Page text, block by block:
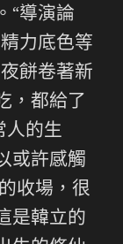
“導演論
力底色等
餅卷著新
，都給了
人的生
或許感觸
收場，很
是韓立的